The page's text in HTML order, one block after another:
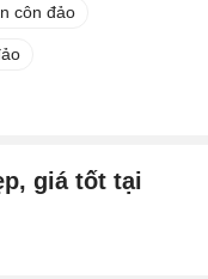
côn đảo
giá tốt tại